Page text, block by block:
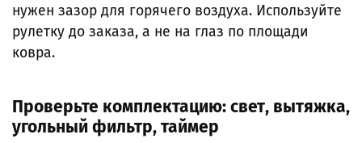
нужен зазор для горячего воздуха. Используйте
рулетку до заказа, а не на глаз по площади
ковра.
Проверьте комплектацию: свет, вытяжка,
угольный фильтр, таймер